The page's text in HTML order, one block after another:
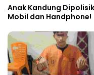
Anak Kandung
Mobil dan Handphone!